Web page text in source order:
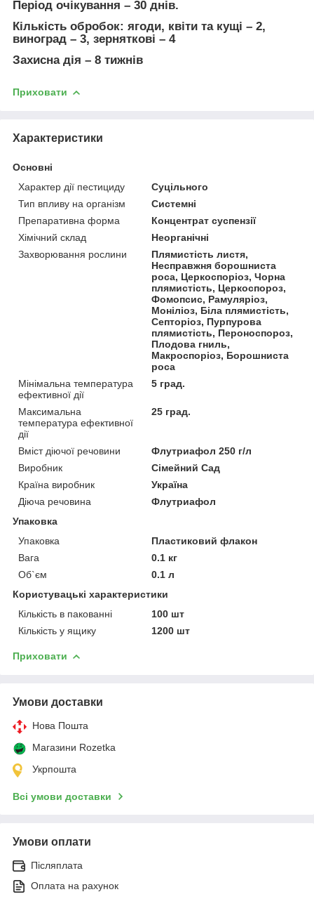
Період очікування – 30 днів.
Кількість обробок: ягоди, квіти та кущі – 2,
виноград – 3, зерняткові – 4
Захисна дія – 8 тижнів
Приховати
Характеристики
Основні
Характер дії пестициду
Суцільного
Тип впливу на організм
Системні
Препаративна форма
Концентрат суспензії
Хімічний склад
Неорганічні
Захворювання рослини
Плямистість листя,
Несправжня борошниста
роса, Церкоспоріоз, Чорна
плямистість, Церкоспороз,
Фомопсис, Рамуляріоз,
Моніліоз, Біла плямистість,
Септоріоз, Пурпурова
плямистість, Пероноспороз,
Плодова гниль,
Макроспоріоз, Борошниста
роса
Мінімальна температура
ефективної дії
5 град.
Максимальна
температура ефективної
дії
25 град.
Вміст діючої речовини
Флутриафол 250 г/л
Виробник
Сімейний Сад
Країна виробник
Україна
Діюча речовина
Флутриафол
Упаковка
Упаковка
Пластиковий флакон
Вага
0.1 кг
Об`єм
0.1 л
Користувацькі характеристики
Кількість в пакованні
100 шт
Кількість у ящику
1200 шт
Приховати
Умови доставки
Нова Пошта
Магазини Rozetka
Укрпошта
Всі умови доставки
Умови оплати
Післяплата
Оплата на рахунок